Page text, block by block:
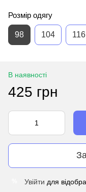
Розмір одягу
98 104 116
В наявності
425 грн
Увійти для